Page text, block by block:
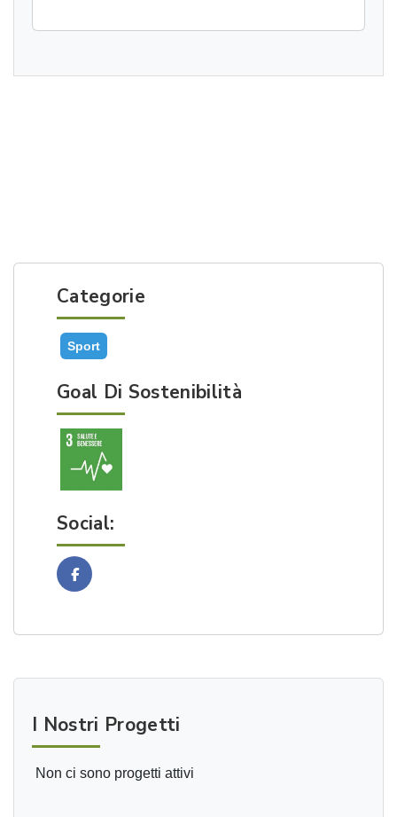
Categorie
Sport
Goal Di Sostenibilità
Social:
Facebook
I Nostri Progetti
Non ci sono progetti attivi